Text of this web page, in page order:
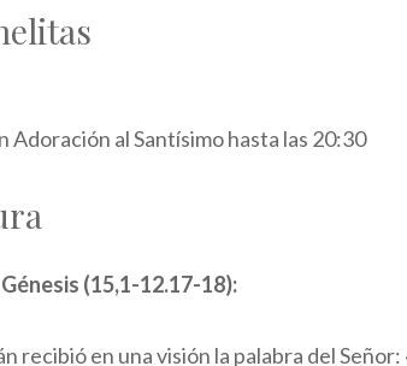
Adoración al Santísimo hasta las 20:30
(15,1-12.17-18):
recibió en una visión la palabra del